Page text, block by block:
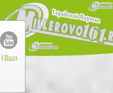
Вход